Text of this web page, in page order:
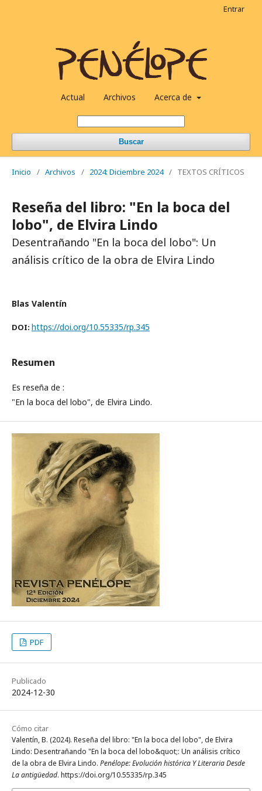
Actual Archivos Acerca de
Buscar
Entrar
Inicio / Archivos / 2024: Diciembre 2024 / TEXTOS CRÍTICOS
Reseña del libro: "En la boca del
lobo", de Elvira Lindo
Desentrañando "En la boca del lobo": Un
análisis crítico de la obra de Elvira Lindo
Blas Valentín
DOI: https://doi.org/10.55335/rp.345
Resumen
Es reseña de :
"En la boca del lobo", de Elvira Lindo.
PDF
Publicado
2024-12-30
Cómo citar
Valentín, B. (2024). Reseña del libro: "En la boca del lobo", de Elvira
Lindo: Desentrañando "En la boca del lobo&quot;: Un análisis crítico
de la obra de Elvira Lindo. Penélope: Evolución histórica Y Literaria Desde
La antigüedad. https://doi.org/10.55335/rp.345